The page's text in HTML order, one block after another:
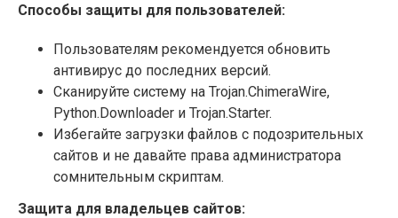
Способы защиты для пользователей:
Пользователям рекомендуется обновить
антивирус до последних версий.
Сканируйте систему на Trojan.ChimeraWire,
Python.Downloader и Trojan.Starter.
Избегайте загрузки файлов с подозрительных
сайтов и не давайте права администратора
сомнительным скриптам.
Защита для владельцев сайтов: